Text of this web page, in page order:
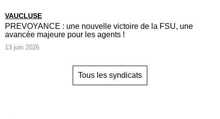
VAUCLUSE
PREVOYANCE : une nouvelle victoire de la FSU, une
avancée majeure pour les agents !
13 juin 2026
Tous les syndicats